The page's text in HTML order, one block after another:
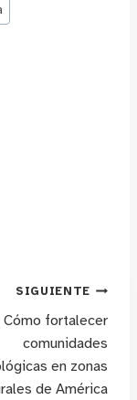
SIGUIENTE
Cómo fortalecer
comunidades
en zonas
de América